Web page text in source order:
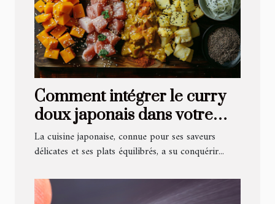
Comment intégrer le curry
doux japonais dans votre
cuisine quotidienne
La cuisine japonaise, connue pour ses saveurs
délicates et ses plats équilibrés, a su conquérir...